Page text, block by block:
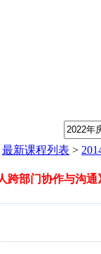
最新课程列表 >
部门协作与沟通